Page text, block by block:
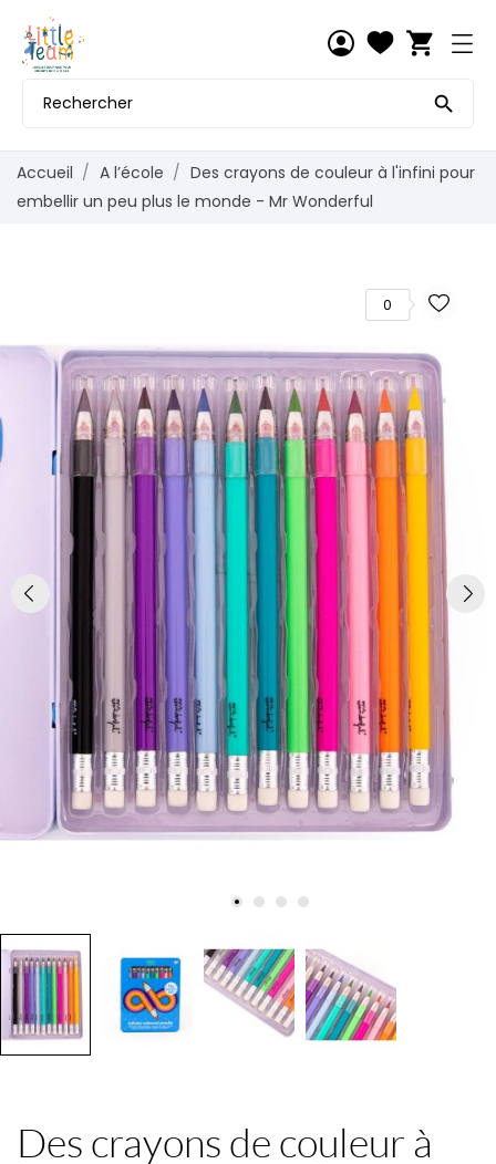
shopping_cart

Accueil A l’école
Des crayons de couleur à l'infini pour
embellir un peu plus le monde - Mr Wonderful
0
Des crayons de couleur à